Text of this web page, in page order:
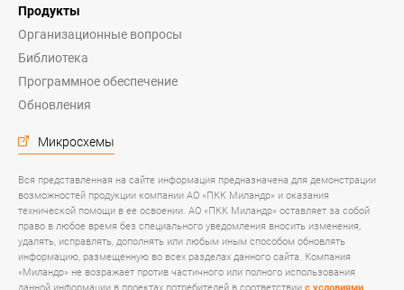
Продукты
Организационные вопросы
Библиотека
Программное обеспечение
Обновления
Микросхемы
Вся представленная на сайте информация предназначена для демонстрации
возможностей продукции компании АО «ПКК Миландр» и оказания
технической помощи в ее освоении. АО «ПКК Миландр» оставляет за собой
право в любое время без специального уведомления вносить изменения,
удалять, исправлять, дополнять или любым иным способом обновлять
информацию, размещенную во всех разделах данного сайта. Компания
«Миландр» не возражает против частичного или полного использования